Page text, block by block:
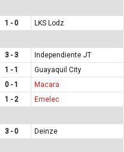
1 - 0
LKS Lodz
3 - 3
Independiente JT
1 - 1
Guayaquil City
0 - 1
Macara
1 - 2
Emelec
3 - 0
Deinze